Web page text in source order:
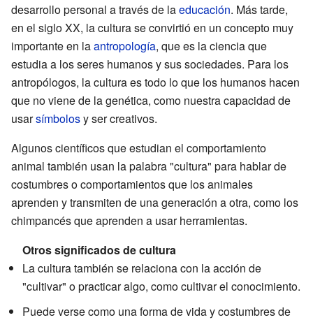
desarrollo personal a través de laeducación. Más tarde,
en el siglo XX, la cultura se convirtió en un concepto muy
importante en laantropología, que es la ciencia que
estudia a los seres humanos y sus sociedades. Para los
antropólogos, la cultura es todo lo que los humanos hacen
que no viene de la genética, como nuestra capacidad de
usarsímbolosy ser creativos.
Algunos científicos que estudian el comportamiento
animal también usan la palabra "cultura" para hablar de
costumbres o comportamientos que los animales
aprenden y transmiten de una generación a otra, como los
chimpancés que aprenden a usar herramientas.
Otros significados de cultura
La cultura también se relaciona con la acción de
"cultivar" o practicar algo, como cultivar el conocimiento.
Puede verse como una forma de vida y costumbres de